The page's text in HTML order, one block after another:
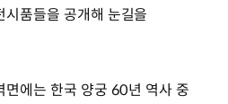
품들을 공개해 눈길을
면에는 한국 양궁 60년 역사 중